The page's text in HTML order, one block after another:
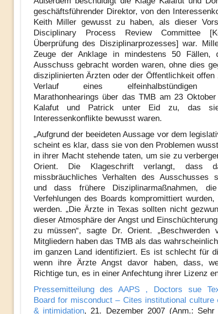
geschäftsführender Direktor, von den
Keith Miller gewusst zu haben, als dieser
Disciplinary Process Review Committee
Überprüfung des Disziplinarprozesses] war.
Zeuge der Anklage in mindestens 50 Fällen,
Ausschuss gebracht worden waren, ohne dies
disziplinierten Ärzten oder der Öffentlichkeit offen
Verlauf eines elfeinhalbstündigen
Marathonhearings über das TMB am 23
Kalafut und Patrick unter Eid zu, das
Interessenkonflikte bewusst waren.
„Aufgrund der beeideten Aussage vor dem
scheint es klar, dass sie von den Problemen
in ihrer Macht stehende taten, um sie zu
Orient.
Die Klageschrift verlangt, dass
missbräuchliches Verhalten des Ausschusses
und dass frühere Disziplinarmaßnahmen,
Verfehlungen des Boards kompromittiert
werden. „Die Ärzte in Texas sollten nicht
dieser Atmosphäre der Angst und
zu müssen“, sagte Dr. Orient. „Beschwerden
Mitgliedern haben das TMB als das
im ganzen Land identifiziert. Es ist schlecht für
wenn ihre Ärzte Angst davor haben, dass,
Richtige tun, es in einer Anfechtung ihrer Lizenz
Pressemitteilung des AAPS , Doctors sue
Board for misconduct – Cites institutional culture
& intimidation, 21. Dezember 2007 (Anm.: Sehr